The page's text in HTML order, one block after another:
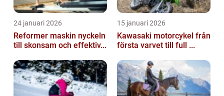
24 januari 2026
Reformer maskin nyckeln
till skonsam och effektiv...
15 januari 2026
Kawasaki motorcykel från
första varvet till full ...